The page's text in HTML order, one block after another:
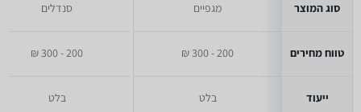
סוג המוצר
טווח מחירים
ייעוד
מגפיים
200 - 300 ₪
בלט
סנדלים
200 - 300 ₪
בלט